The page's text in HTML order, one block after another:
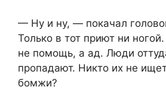
— Ну и ну, — покачал
Только в тот приют ни
не помощь, а ад. Люди
пропадают. Никто их не
бомжи?